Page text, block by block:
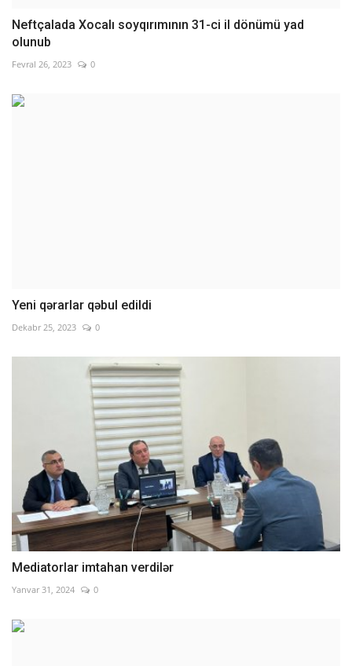
Neftçalada Xocalı soyqırımının 31-ci il dönümü yad
olunub
Fevral 26, 2023 0
Yeni qərarlar qəbul edildi
Dekabr 25, 2023 0
Mediatorlar imtahan verdilər
Yanvar 31, 2024 0